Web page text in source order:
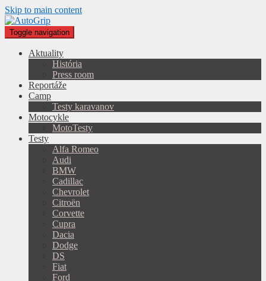
Skip to main content
Toggle navigation
Aktuality
História
Press room
Reportáže
Camp
Testy karavanov
Motocykle
MotoTesty
Testy
Alfa Romeo
Audi
BMW
Cadillac
Chevrolet
Citroën
Corvette
Cupra
Dacia
Dodge
DS
Fiat
Ford